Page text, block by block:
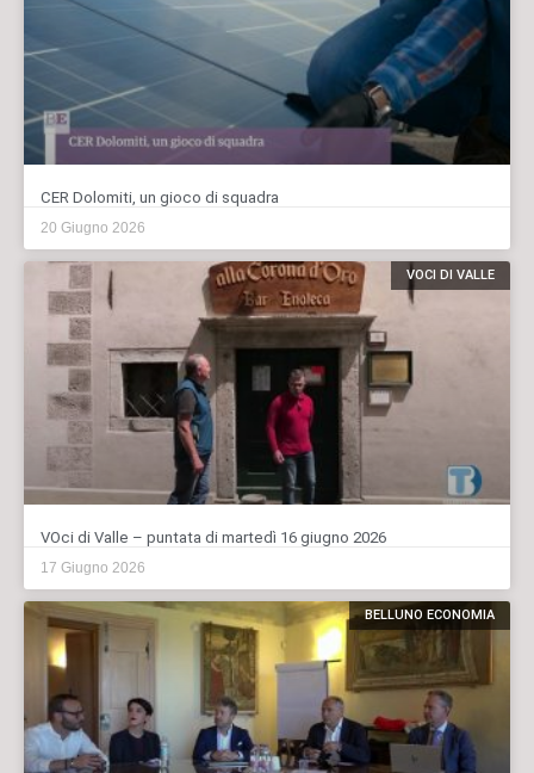
CER Dolomiti, un gioco di squadra
20 Giugno 2026
VOCI DI VALLE
VOci di Valle – puntata di martedì 16 giugno 2026
17 Giugno 2026
BELLUNO ECONOMIA